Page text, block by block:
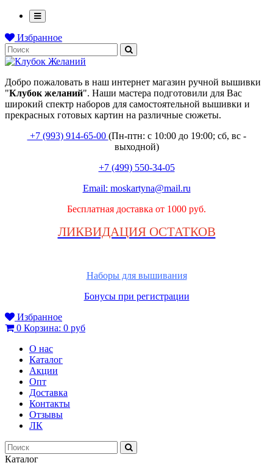
Избранное
Добро пожаловать в наш интернет магазин ручной вышивки
"Клубок желаний". Наши мастера подготовили для Вас
широкий спектр наборов для самостоятельной вышивки и
прекрасных готовых картин на различные сюжеты.
+7 (993) 914-65-00 (Пн-птн: с10:00 до 19:00; сб, вс -
выходной)
+7 (499) 550-34-05
Email: moskartyna@mail.ru
Бесплатная доставка от 1000 руб.
ЛИКВИДАЦИЯ ОСТАТКОВ
Наборы для вышивания
Бонусы при регистрации
Избранное
0 Корзина: 0 руб
О нас
Каталог
Акции
Опт
Доставка
Контакты
Отзывы
ЛК
Каталог